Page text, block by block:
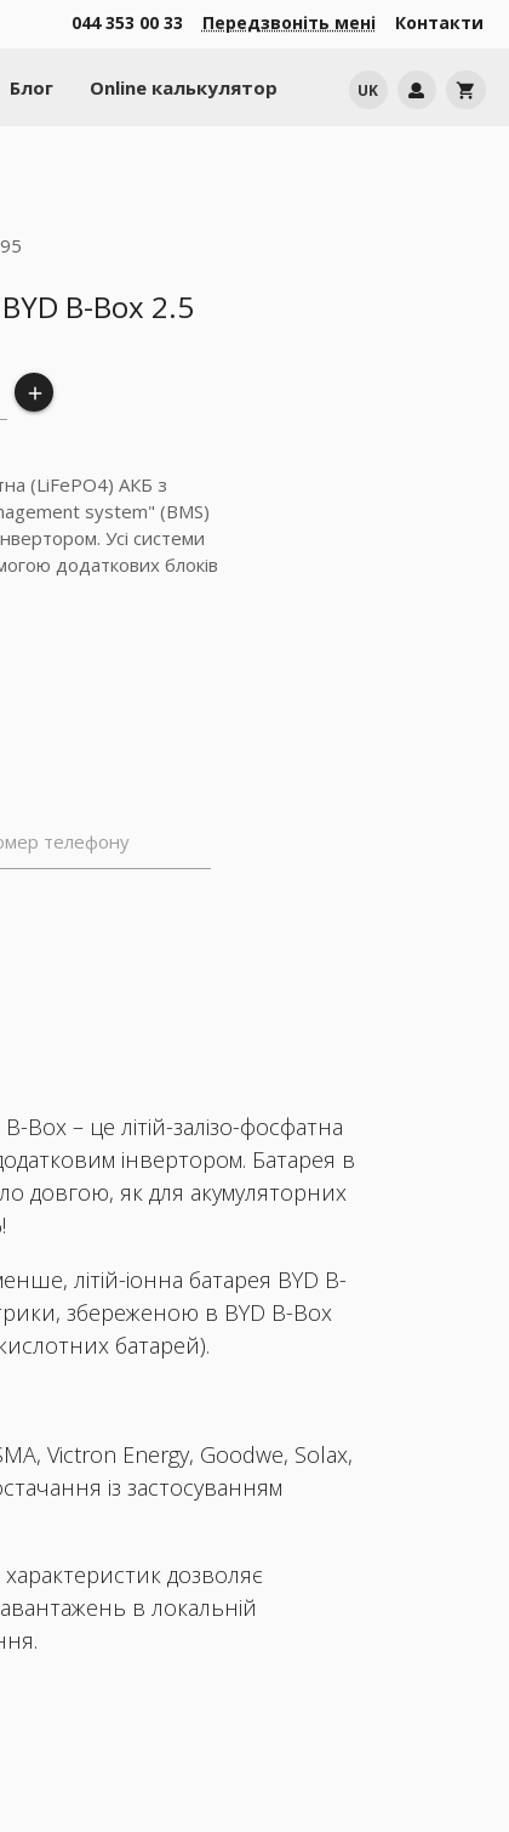
044 353 00 33 Передзвоніть мені Контакти
UK shopping_cart
Блог Online калькулятор
B-Box 2.5
add
(LiFePO4) АКБ з
system" (BMS)
Усі системи
додаткових блоків
телефону
– це літій-залізо-фосфатна
інвертором. Батарея в
довгою, як для акумуляторних
літій-іонна батарея BYD B-
збереженою в BYD B-Box
батарей).
Victron Energy, Goodwe, Solax,
із застосуванням
дозволяє
в локальній